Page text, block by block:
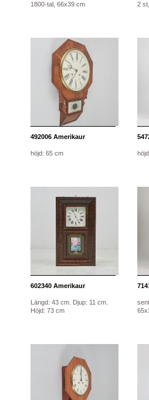
1800-tal, 66x39 cm 2
492006 Amerikaur
höjd: 65 cm
602340 Amerikaur
Längd: 43 cm. Djup: 11 cm.
Höjd: 73 cm